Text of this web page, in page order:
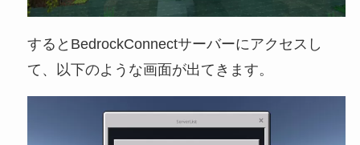
するとBedrockConnectサーバーにアクセスし
て、以下のような画面が出てきます。